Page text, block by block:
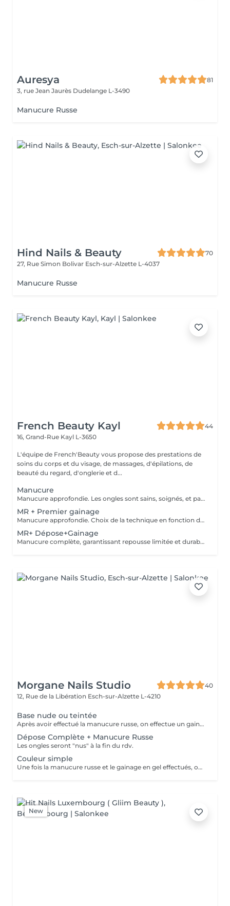
Auresya
81
3, rue Jean Jaurès Dudelange L-3490
Manucure Russe
Hind Nails & Beauty
70
27, Rue Simon Bolivar Esch-sur-Alzette L-4037
Manucure Russe
French Beauty Kayl
44
16, Grand-Rue Kayl L-3650
L'équipe de French'Beauty vous propose des prestations de
soins du corps et du visage, de massages, d'épilations, de
beauté du regard, d'onglerie et d...
Manucure
Manucure approfondie. Les ongles sont sains, soignés, et paraissent plus longs. Vernis soin et Massage des mains.
MR + Premier gainage
Manucure approfondie. Choix de la technique en fonction de votre type d'ongle.
MR+ Dépose+Gainage
Manucure complète, garantissant repousse limitée et durable. Choix de la technique de remplissage en fonction de votre type d'ongle.
Morgane Nails Studio
40
12, Rue de la Libération Esch-sur-Alzette L-4210
Base nude ou teintée
Après avoir effectué la manucure russe, on effectue un gainage sur l'ongle naturel à l'aide d'un gel qui peut être soit nude (naturel) soit teinté (blanc laiteux, rosé, pailleté ). On ne posera pas de couleur au dessus du gel ni de nail art pour cette prestation
Dépose Complète + Manucure Russe
Les ongles seront "nus" à la fin du rdv.
Couleur simple
Une fois la manucure russe et le gainage en gel effectués, on applique une (ou plusieurs) couleur(s) en fonction de vos envies. pailleté ). Cette prestation ne comporte pas de nail art
New